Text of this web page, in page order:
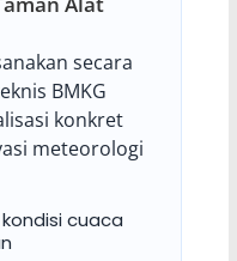
secara
BMKG
konkret
meteorologi
cuaca